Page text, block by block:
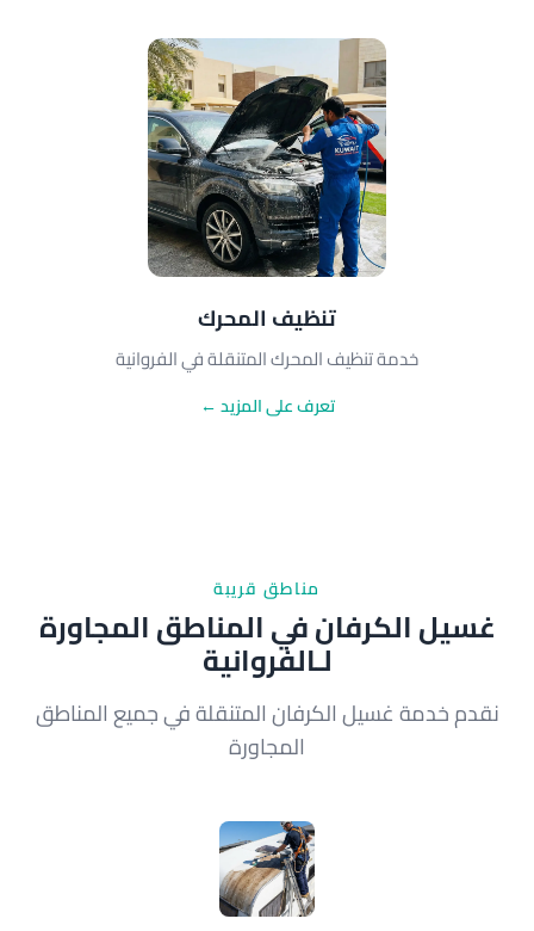
تنظيف المحرك
خدمة تنظيف المحرك المتنقلة في الفروانية
تعرف على المزيد ←
مناطق قريبة
غسيل الكرفان في المناطق المجاورة
لـالفروانية
نقدم خدمة غسيل الكرفان المتنقلة في جميع المناطق
المجاورة